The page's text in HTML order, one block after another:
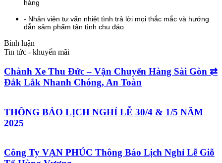
hàng
- Nhân viên tư vấn nhiệt tình trả lời mọi thắc mắc và hướng
dẫn sảm phẩm tận tình chu đáo.
Bình luận
Tin tức - khuyến mãi
Chành Xe Thu Đức – Vận Chuyển Hàng Sài Gòn ⇄
Đắk Lắk Nhanh Chóng, An Toàn
THÔNG BÁO LỊCH NGHỈ LỄ 30/4 & 1/5 NĂM
2025
Công Ty VẠN PHÚC Thông Báo Lịch Nghỉ Lễ Giỗ